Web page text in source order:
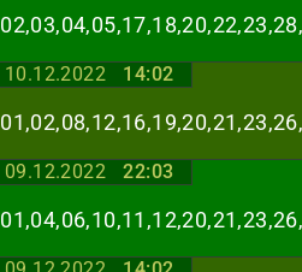
10.12.2022 14:02
09.12.2022 22:03